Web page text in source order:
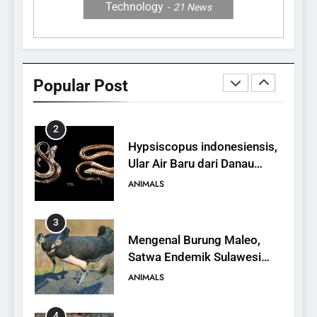
Technology 21 News
Popular Post
1
Antelope, Si Antelop
2
Hypsiscopus indonesiensis,
Ular Air Baru dari Danau
Towuti
ANIMALS
3
Mengenal Burung Maleo,
Satwa Endemik Sulawesi
yang Terancam Punah
ANIMALS